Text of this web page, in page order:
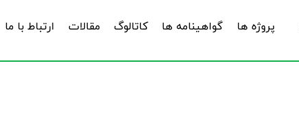
پروژه ها گواهینامه ها کاتالوگ مقالات ارتباط با ما